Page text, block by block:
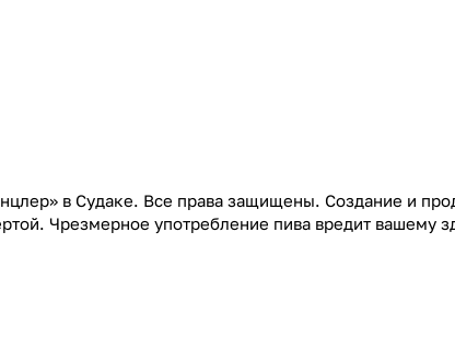
в Судаке. Все права защищены. Создание и
Чрезмерное употребление пива вредит вашему